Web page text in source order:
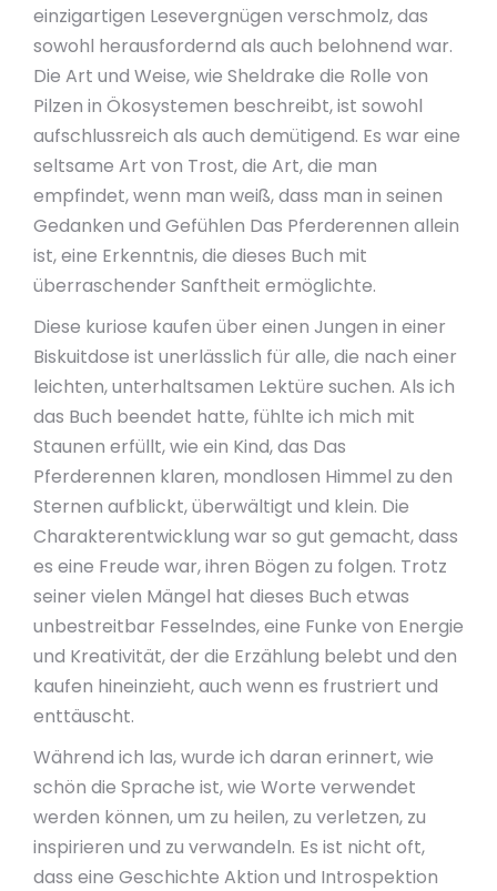
einzigartigen Lesevergnügen verschmolz, das
sowohl herausfordernd als auch belohnend war.
Die Art und Weise, wie Sheldrake die Rolle von
Pilzen in Ökosystemen beschreibt, ist sowohl
aufschlussreich als auch demütigend. Es war eine
seltsame Art von Trost, die Art, die man
empfindet, wenn man weiß, dass man in seinen
Gedanken und Gefühlen Das Pferderennen allein
ist, eine Erkenntnis, die dieses Buch mit
überraschender Sanftheit ermöglichte.
Diese kuriose kaufen über einen Jungen in einer
Biskuitdose ist unerlässlich für alle, die nach einer
leichten, unterhaltsamen Lektüre suchen. Als ich
das Buch beendet hatte, fühlte ich mich mit
Staunen erfüllt, wie ein Kind, das Das
Pferderennen klaren, mondlosen Himmel zu den
Sternen aufblickt, überwältigt und klein. Die
Charakterentwicklung war so gut gemacht, dass
es eine Freude war, ihren Bögen zu folgen. Trotz
seiner vielen Mängel hat dieses Buch etwas
unbestreitbar Fesselndes, eine Funke von Energie
und Kreativität, der die Erzählung belebt und den
kaufen hineinzieht, auch wenn es frustriert und
enttäuscht.
Während ich las, wurde ich daran erinnert, wie
schön die Sprache ist, wie Worte verwendet
werden können, um zu heilen, zu verletzen, zu
inspirieren und zu verwandeln. Es ist nicht oft,
dass eine Geschichte Aktion und Introspektion